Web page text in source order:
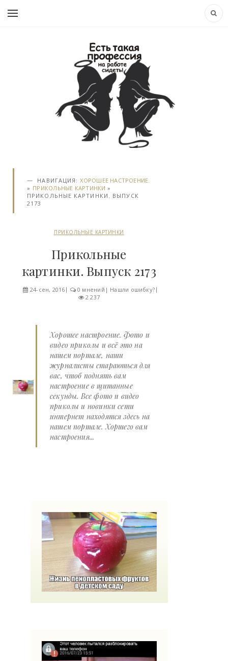
НАВИГАЦИЯ:ХОРОШЕЕ НАСТРОЕНИЕ.
» ПРИКОЛЬНЫЕ КАРТИНКИ »
ПРИКОЛЬНЫЕ КАРТИНКИ. ВЫПУСК
2173
ПРИКОЛЬНЫЕ КАРТИНКИ
Прикольные
картинки. Выпуск 2173
24-сен, 2016 0 мнений | Нашли ошибку?
2 237
Хорошее настроение. Фото и
видео приколы и всё это на
нашем портале, наши
журналисты стараються для
вас, чтоб поднять вам
настроение в щитанные
секунды. Все фото и видео
приколы и новинки сети
интернет находятся здесь на
нашем портале. Хоршего вам
настроения...